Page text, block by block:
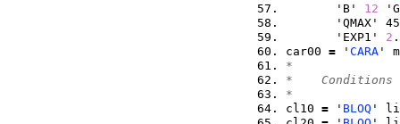
       'B'
12
'QMAX'
       'EXP1'
2
car00 = ' CARA '
*
*
*
cl10 = ' BLOQ '